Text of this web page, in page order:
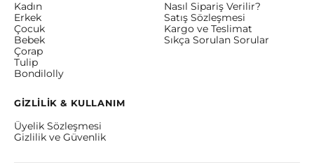
Kadın
Erkek
Çocuk
Bebek
Çorap
Tulip
Bondilolly
Nasıl Sipariş Verilir?
Satış Sözleşmesi
Kargo ve Teslimat
Sıkça Sorulan Sorular
GİZLİLİK & KULLANIM
Üyelik Sözleşmesi
Gizlilik ve Güvenlik